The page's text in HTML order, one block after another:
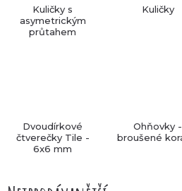
Kuličky s
asymetrickým
průtahem
Kuličky
Dvoudírkové
čtverečky Tile -
6x6 mm
Ohňovky -
broušené